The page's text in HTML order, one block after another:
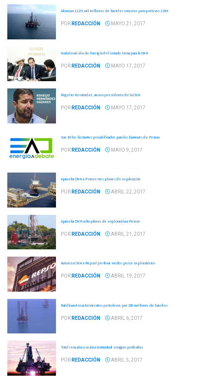
Alcanzan 112.9 mil millones de barriles recursos prospectivos: CNH
POR REDACCIÓN MAYO 21, 2017
Avala Comisión de Energía del Senado terna para la CNH
POR REDACCIÓN MAYO 17, 2017
Rogelio Hernández, nuevo presidente de la CNH
POR REDACCIÓN MAYO 17, 2017
Son 10 los licitantes precalificados para los farmouts de Pemex
POR REDACCIÓN MAYO 9, 2017
Aprueba CNH a Pemex tres planes de exploración
POR REDACCIÓN ABRIL 22, 2017
Aprueba CNH ocho planes de exploración a Pemex
POR REDACCIÓN ABRIL 21, 2017
Autoriza CNH a Repsol perforar en dos pozos exploratorios
POR REDACCIÓN ABRIL 19, 2017
Ratifican descubrimientos petroleros por 338 millones de barriles
POR REDACCIÓN ABRIL 6, 2017
Total renuncia a su área contractual en aguas profundas
POR REDACCIÓN ABRIL 5, 2017